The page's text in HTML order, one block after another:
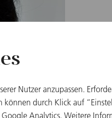
Nutzer anzupassen.
durch Klick auf
Analytics. Weitere